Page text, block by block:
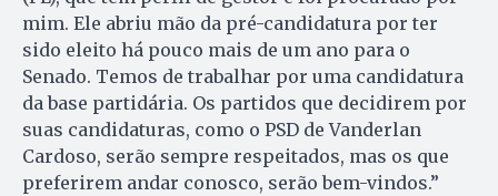
mim. Ele abriu mão da pré-candidatura por ter
sido eleito há pouco mais de um ano para o
Senado. Temos de trabalhar por uma candidatura
da base partidária. Os partidos que decidirem por
suas candidaturas, como o PSD de Vanderlan
Cardoso, serão sempre respeitados, mas os que
preferirem andar conosco, serão bem-vindos.”